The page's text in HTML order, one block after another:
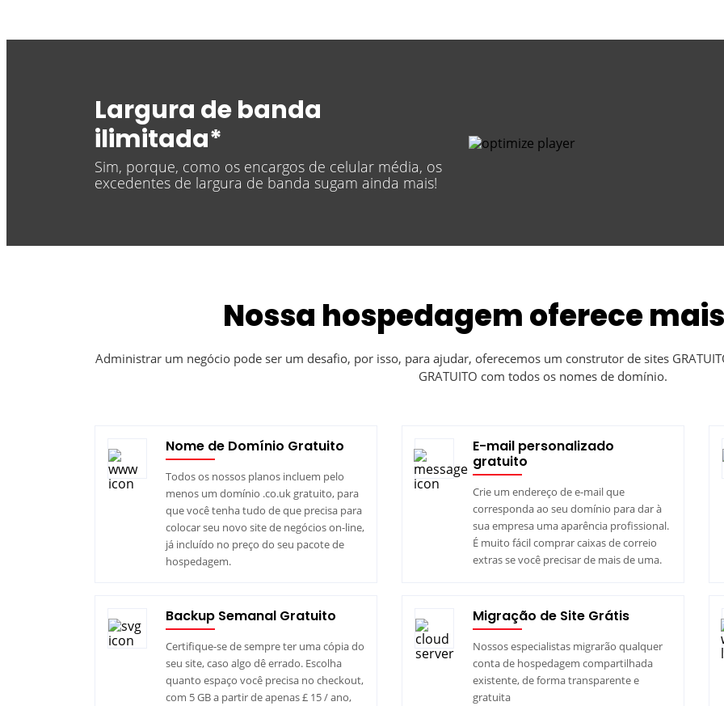
Largura de banda
ilimitada*
Sim, porque, como os encargos de celular média, os
excedentes de largura de banda sugam ainda mais!
Nossa hospedagem oferece
Administrar um negócio pode ser um desafio, por isso, para ajudar, oferecemos um construtor de sites
GRATUITO com todos os nomes de domínio.
Nome de Domínio Gratuito
Todos os nossos planos incluem pelo
menos um domínio .co.uk gratuito, para
que você tenha tudo de que precisa para
colocar seu novo site de negócios on-line,
já incluído no preço do seu pacote de
hospedagem.
E-mail personalizado
gratuito
Crie um endereço de e-mail que
corresponda ao seu domínio para dar à
sua empresa uma aparência profissional.
É muito fácil comprar caixas de correio
extras se você precisar de mais de uma.
Backup Semanal Gratuito
Certifique-se de sempre ter uma cópia do
seu site, caso algo dê errado. Escolha
quanto espaço você precisa no checkout,
com 5 GB a partir de apenas £ 15 / ano,
Migração de Site Grátis
Nossos especialistas migrarão qualquer
conta de hospedagem compartilhada
existente, de forma transparente e
gratuita